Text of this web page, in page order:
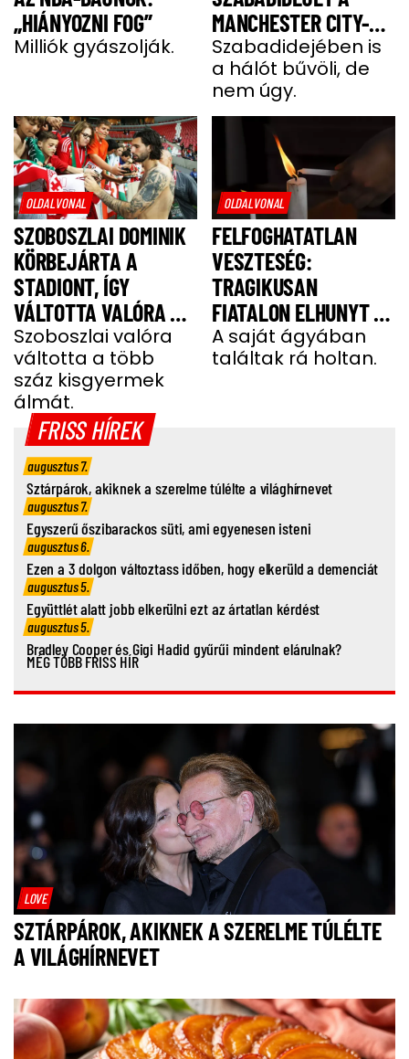
„HIÁNYOZNI FOG”
Milliók gyászolják.
MANCHESTER CITY-
SZTÁRJA
Szabadidejében is
a hálót bűvöli, de
nem úgy.
OLDALVONAL
SZOBOSZLAI DOMINIK
KÖRBEJÁRTA A
STADIONT, ÍGY
VÁLTOTTA VALÓRA A
GYEREKEK ÁLMÁT
Szoboszlai valóra
váltotta a több
száz kisgyermek
álmát.
OLDALVONAL
FELFOGHATATLAN
VESZTESÉG:
TRAGIKUSAN
FIATALON ELHUNYT A
TEHETSÉGES FOCISTA
A saját ágyában
találtak rá holtan.
FRISS HÍREK
augusztus 7.
Sztárpárok, akiknek a szerelme túlélte a világhírnevet
augusztus 7.
Egyszerű őszibarackos süti, ami egyenesen isteni
augusztus 6.
Ezen a 3 dolgon változtass időben, hogy elkerüld a demenciát
augusztus 5.
Együttlét alatt jobb elkerülni ezt az ártatlan kérdést
augusztus 5.
Bradley Cooper és Gigi Hadid gyűrűi mindent elárulnak?
MÉG TÖBB FRISS HÍR
LOVE
SZTÁRPÁROK, AKIKNEK A SZERELME TÚLÉLTE
A VILÁGHÍRNEVET